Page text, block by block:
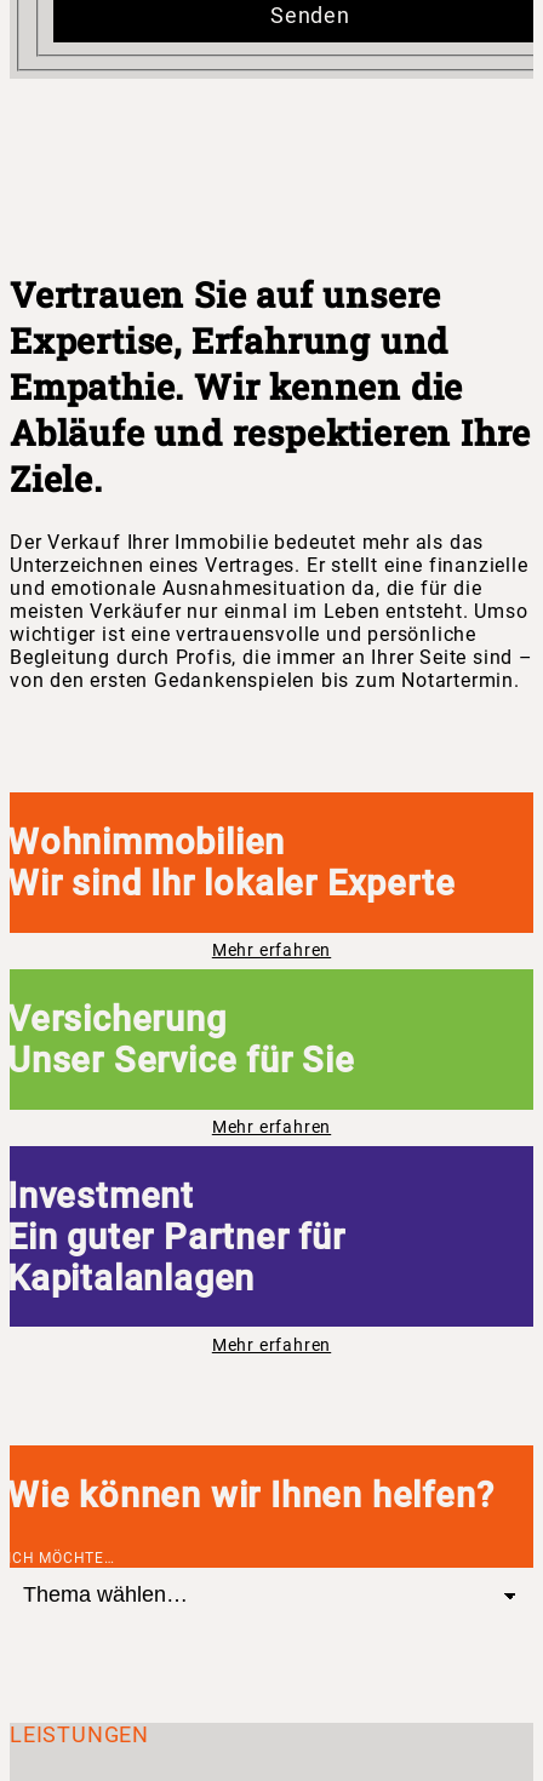
Senden
Vertrauen Sie auf unsere
Expertise, Erfahrung und
Empathie. Wir kennen die
Abläufe und respektieren Ihre
Ziele.
Der Verkauf Ihrer Immobilie bedeutet mehr als das
Unterzeichnen eines Vertrages. Er stellt eine finanzielle
und emotionale Ausnahmesituation da, die für die
meisten Verkäufer nur einmal im Leben entsteht. Umso
wichtiger ist eine vertrauensvolle und persönliche
Begleitung durch Profis, die immer an Ihrer Seite sind –
von den ersten Gedankenspielen bis zum Notartermin.
Wohnimmobilien
Wir sind Ihr lokaler Experte
Mehr erfahren
Versicherung
Unser Service für Sie
Mehr erfahren
Investment
Ein guter Partner für
Kapitalanlagen
Mehr erfahren
Wie können wir Ihnen helfen?
ICH MÖCHTE…
LEISTUNGEN